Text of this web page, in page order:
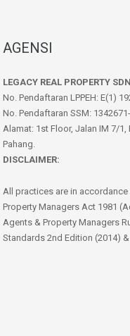
AGENSI
LEGACY REAL PROPERTY
No. Pendaftaran LPPEH: E(1)
No. Pendaftaran SSM:
Alamat: 1st Floor, Jalan IM 7/1,
Pahang.
DISCLAIMER:
All practices are in
Property Managers Act 1981
Agents & Property Managers
Standards 2nd Edition (2014)